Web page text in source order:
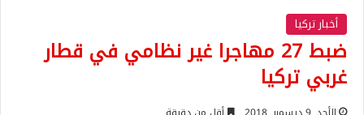
أخبار تركيا
ضبط 27 مهاجرا غير نظامي في قطار
غربي تركيا